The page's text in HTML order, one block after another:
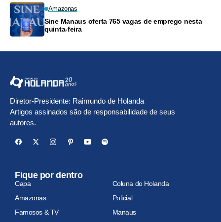
Amazonas
Sine Manaus oferta 765 vagas de emprego nesta
quinta-feira
Diretor-Presidente: Raimundo de Holanda
Artigos assinados são de responsabilidade de seus
autores.
Fique por dentro
Capa
Coluna do Holanda
Amazonas
Policial
Famosos & TV
Manaus